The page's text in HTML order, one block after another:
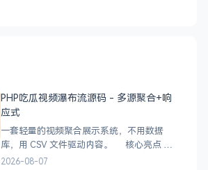
PHP吃瓜视频瀑布流源码 - 多源聚合+响
应式
一套轻量的视频聚合展示系统，不用数据
库，用 CSV 文件驱动内容。 核心亮点
CSV 驱动：不用配数据库，编
2026-08-07